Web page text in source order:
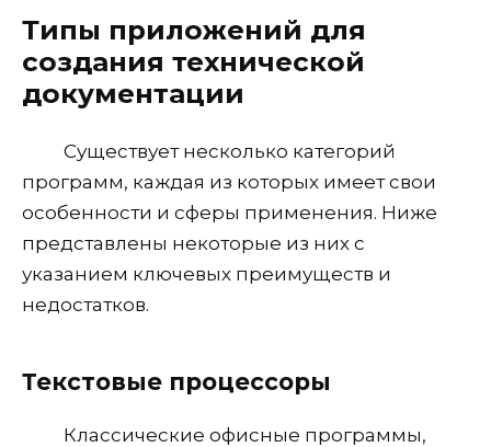
Типы приложений для
создания технической
документации
Существует несколько категорий
программ, каждая из которых имеет свои
особенности и сферы применения. Ниже
представлены некоторые из них с
указанием ключевых преимуществ и
недостатков.
Текстовые процессоры
Классические офисные программы,